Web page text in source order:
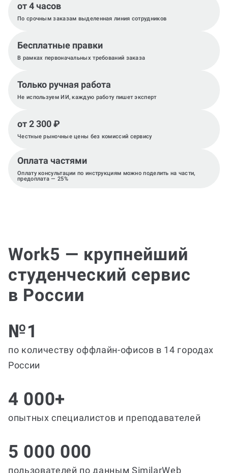
от 4 часов
По срочным заказам выделенная линия сотрудников
Бесплатные правки
В рамках первоначальных требований заказа
Только ручная работа
Не используем ИИ, каждую работу пишет эксперт
от 2 300 ₽
Честные рыночные цены без комиссий сервису
Оплата частями
Оплату консультации по инструкциям можно поделить на части,
предоплата — 25%
Work5 — крупнейший
студенческий сервис
в России
№1
по количеству оффлайн-офисов в 14 городах
России
4 000+
опытных специалистов и преподавателей
5 000 000
пользователей по данным SimilarWeb